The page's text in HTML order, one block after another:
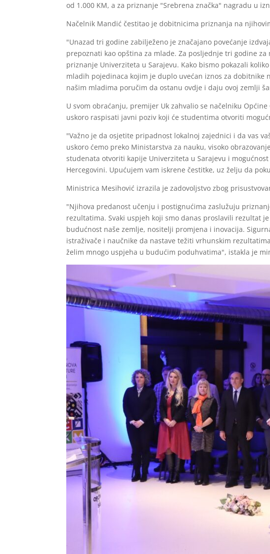
od 1.000 KM, a za priznanje "Srebrena značka" nagradu u
Načelnik Mandić čestitao je dobitnicima priznanja na
"Unazad tri godine zabilježeno je značajano povećanje
prepoznati kao opština za mlade. Za posljednje tri godine
priznanje Univerziteta u Sarajevu. Kako bismo pokazali
mladih pojedinaca kojim je duplo uvećan iznos za dobitnike
našim mladima poručim da ostanu ovdje i daju ovoj zemlji
U svom obraćanju, premijer Uk zahvalio se načelniku
uskoro raspisati javni poziv koji će studentima otvoriti
"Važno je da osjetite pripadnost lokalnoj zajednici i da vas
uskoro ćemo preko Ministarstva za nauku, visoko
studenata otvoriti kapije Univerziteta u Sarajevu i
Hercegovini. Upućujem vam iskrene čestitke, uz želju da
Ministrica Mesihović izrazila je zadovoljstvo zbog
"Njihova predanost učenju i postignućima zaslužuju
rezultatima. Svaki uspjeh koji smo danas proslavili rezultat
budućnost naše zemlje, nositelji promjena i inovacija.
istraživače i naučnike da nastave težiti vrhunskim
želim mnogo uspjeha u budućim poduhvatima", istakla je